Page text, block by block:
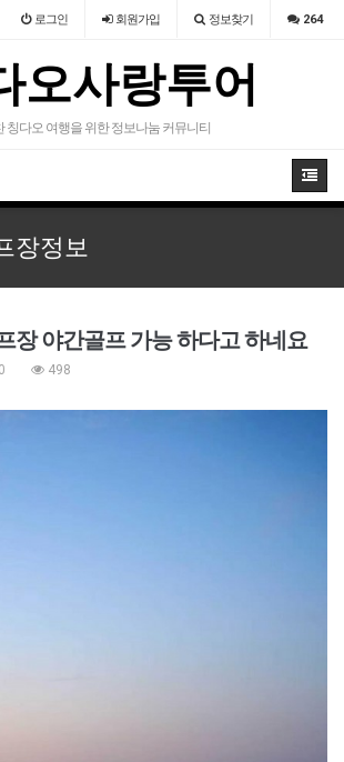
로그인 회원가입 정보찾기 264
오사랑투어
칭다오 여행을 위한 정보나눔 커뮤니티
장정보
장 야간골프 가능 하다고 하네요
0 498